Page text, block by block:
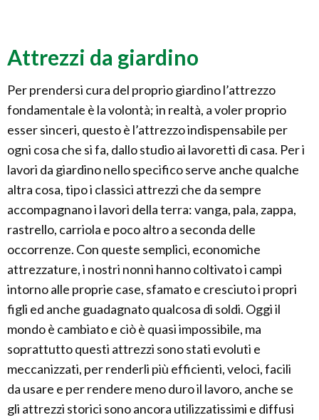
Attrezzi da giardino
Per prendersi cura del proprio giardino l’attrezzo
fondamentale è la volontà; in realtà, a voler proprio
esser sinceri, questo è l’attrezzo indispensabile per
ogni cosa che si fa, dallo studio ai lavoretti di casa. Per i
lavori da giardino nello specifico serve anche qualche
altra cosa, tipo i classici attrezzi che da sempre
accompagnano i lavori della terra: vanga, pala, zappa,
rastrello, carriola e poco altro a seconda delle
occorrenze. Con queste semplici, economiche
attrezzature, i nostri nonni hanno coltivato i campi
intorno alle proprie case, sfamato e cresciuto i propri
figli ed anche guadagnato qualcosa di soldi. Oggi il
mondo è cambiato e ciò è quasi impossibile, ma
soprattutto questi attrezzi sono stati evoluti e
meccanizzati, per renderli più efficienti, veloci, facili
da usare e per rendere meno duro il lavoro, anche se
gli attrezzi storici sono ancora utilizzatissimi e diffusi